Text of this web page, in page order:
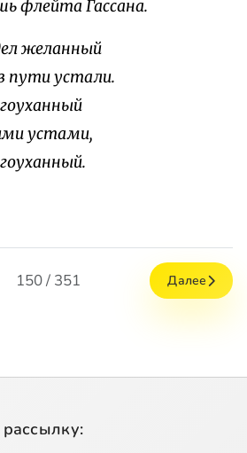
флейта Гассана.
желанный
пути устали.
устами,
150 / 351 Далее